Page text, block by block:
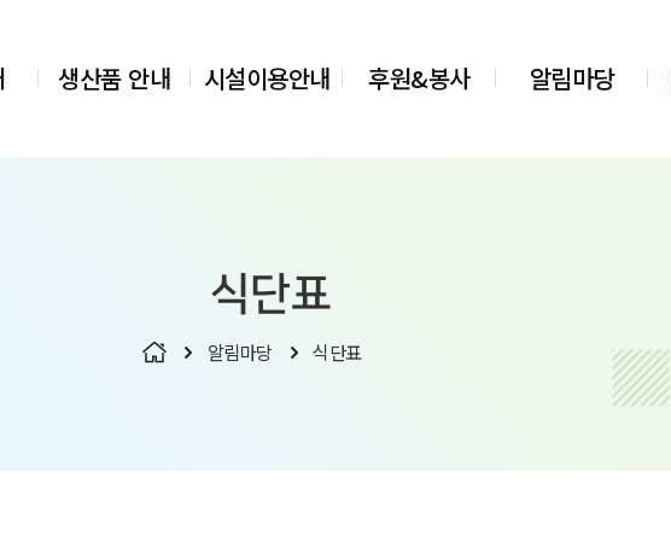
생산품 안내 시설이용안내 후원&봉사 알림마당
식단표
알림마당 식단표